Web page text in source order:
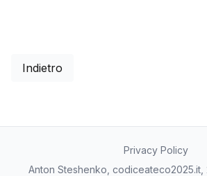
Indietro
Privacy Policy
Anton Steshenko, codiceateco2025.it,